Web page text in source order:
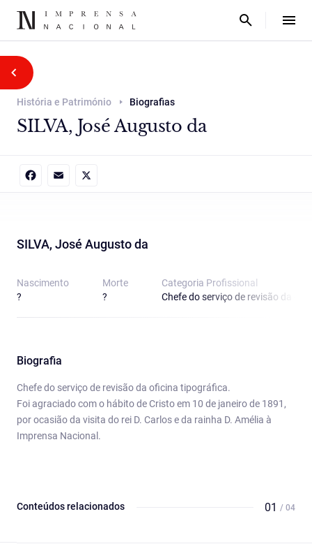
História e Património Biografias
SILVA, José Augusto da
SILVA, José Augusto da
Nascimento
?
Morte
?
Categoria Proﬁssional
Chefe do serviço de revisão da
Biografia
Chefe do serviço de revisão da oficina tipográfica.
Foi agraciado com o hábito de Cristo em 10 de janeiro de 1891,
por ocasião da visita do rei D. Carlos e da rainha D. Amélia à
Imprensa Nacional.
Conteúdos relacionados 01 / 04